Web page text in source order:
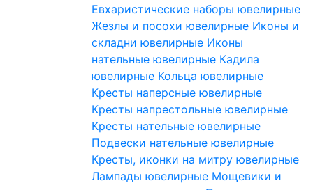
Евхаристические наборы ювелирные
Жезлы и посохи ювелирные Иконы и
складни ювелирные Иконы
нательные ювелирные Кадила
ювелирные Кольца ювелирные
Кресты наперсные ювелирные
Кресты напрестольные ювелирные
Кресты нательные ювелирные
Подвески нательные ювелирные
Кресты, иконки на митру ювелирные
Лампады ювелирные Мощевики и